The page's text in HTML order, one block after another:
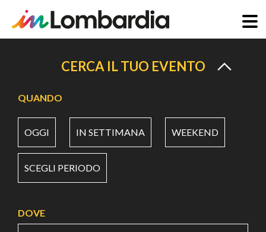
principale
CERCA IL TUO EVENTO
QUANDO
OGGI IN SETTIMANA WEEKEND
SCEGLI PERIODO
DOVE